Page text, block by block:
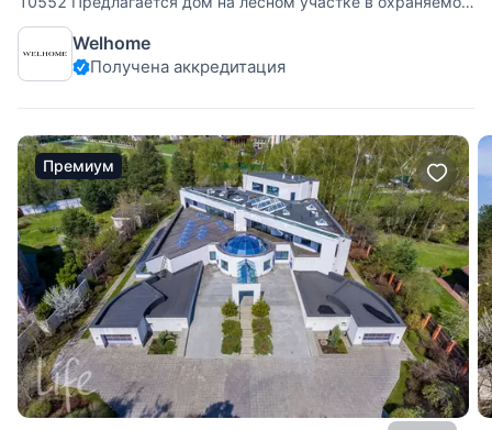
поселке. Во внешней отделке дома использованы
авторские барельефы, внутренняя отделка под ключ: два
камина, бильярдная - русский бильярд, 6 санузлов, сауна,
Welhome
Получена аккредитация
Премиум